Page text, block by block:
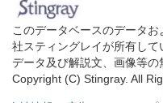
このデータベースのデータ
社スティングレイが所有して
データ及び解説文、画像等の
Copyright (C) Stingray. All